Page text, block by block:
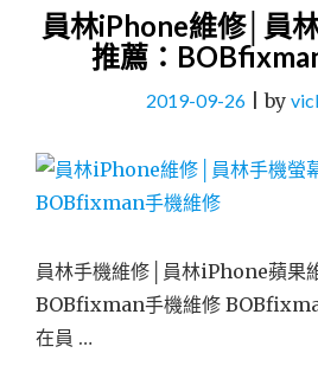
員林iPhone維修│員
推薦：
2019-09-26|by
員林手機維修│員林iPhone蘋果
BOBfixman手機維修
在員 …